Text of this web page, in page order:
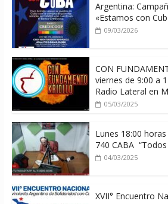
Argentina:
«Estamos con
09/03/2026
CON
viernes de 9:00 a
Radio Lateral en
05/03/2025
Lunes 18:00
740 CABA
04/03/2025
XVII° Encuentro